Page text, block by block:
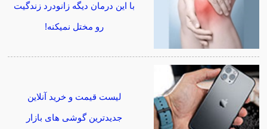
با این درمان دیگه زانودرد زندگیت
رو مختل نمیکنه!
لیست قیمت و خرید آنلاین
جدیدترین گوشی های بازار